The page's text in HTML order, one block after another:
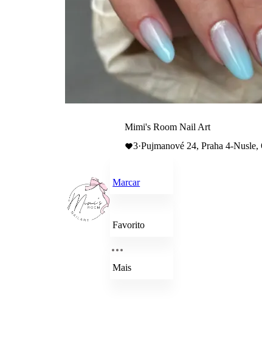
Mimi's Room Nail Art
3·Pujmanové 24, Praha 4-Nusle,
Marcar
Favorito
Mais